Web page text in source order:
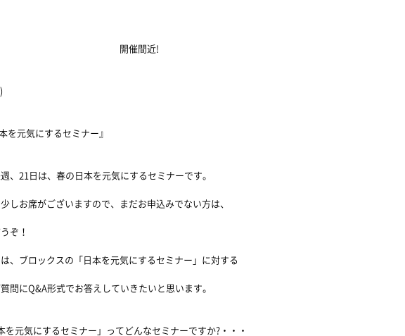
催間近!
を元気にするセミナー』
、21日は、春の日本を元気にするセミナーです。
しお席がございますので、まだお申込みでない方は、
ぞ！
、ブロックスの「日本を元気にするセミナー」に対する
問にQ&A形式でお答えしていきたいと思います。
を元気にするセミナー」ってどんなセミナーですか?・・・